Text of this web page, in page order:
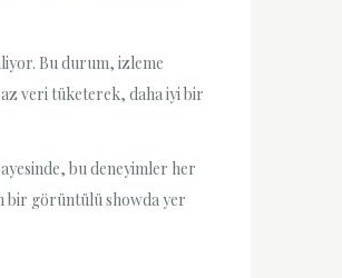
Bu durum, izleme
veri tüketerek, daha iyi bir
bu deneyimler her
bir görüntülü showda yer